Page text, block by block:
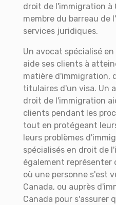
droit de l'immigration
membre du barreau de
services juridiques.
Un avocat spécialisé
aide ses clients à
matière d'immigration,
titulaires d'un visa. Un
droit de l'immigration
clients pendant les
tout en protégeant
leurs problèmes
spécialisés en droit de
également représenter
où une personne s'est
Canada, ou auprès
Canada pour s'assurer